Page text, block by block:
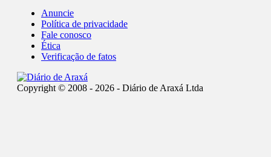
Anuncie
Política de privacidade
Fale conosco
Ética
Verificação de fatos
Copyright © 2008 - 2026 - Diário de Araxá Ltda